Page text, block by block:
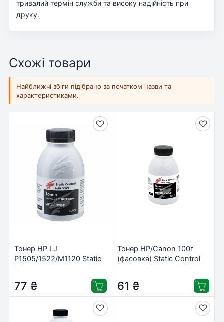
тривалий термін служби та високу надійність при
друку.
Схожі товари
Найближчі збіги підібрано за початком назви та
характеристиками.
Тонер HP LJ
P1505/1522/M1120 Static
77 ₴
Тонер HP/Canon 100г
(фасовка) Static Control
61 ₴